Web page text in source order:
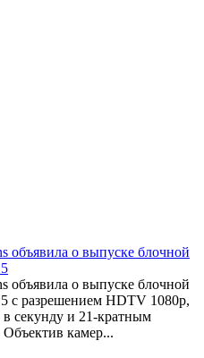
объявила о выпуске блочной
объявила о выпуске блочной
с разрешением HDTV 1080p,
в секунду и 21-кратным
камер...